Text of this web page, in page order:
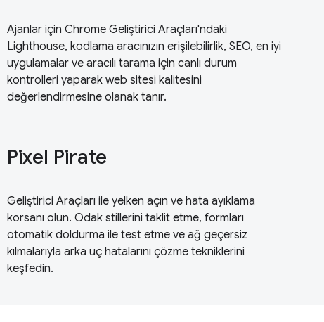
Ajanlar için Chrome Geliştirici Araçları'ndaki
Lighthouse, kodlama aracınızın erişilebilirlik, SEO, en iyi
uygulamalar ve aracılı tarama için canlı durum
kontrolleri yaparak web sitesi kalitesini
değerlendirmesine olanak tanır.
Pixel Pirate
Geliştirici Araçları ile yelken açın ve hata ayıklama
korsanı olun. Odak stillerini taklit etme, formları
otomatik doldurma ile test etme ve ağ geçersiz
kılmalarıyla arka uç hatalarını çözme tekniklerini
keşfedin.